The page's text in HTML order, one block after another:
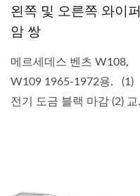
왼쪽 및 오른쪽 와이퍼
암 쌍
메르세데스 벤츠 W108,
W109 1965-1972용. (1)
전기 도금 블랙 마감 (2) 교